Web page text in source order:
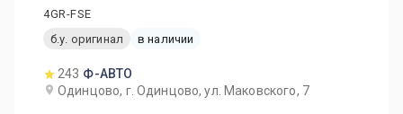
4GR-FSE
б.у. оригинал
в наличии
243 Ф-АВТО
Одинцово, г. Одинцово, ул. Маковского, 7